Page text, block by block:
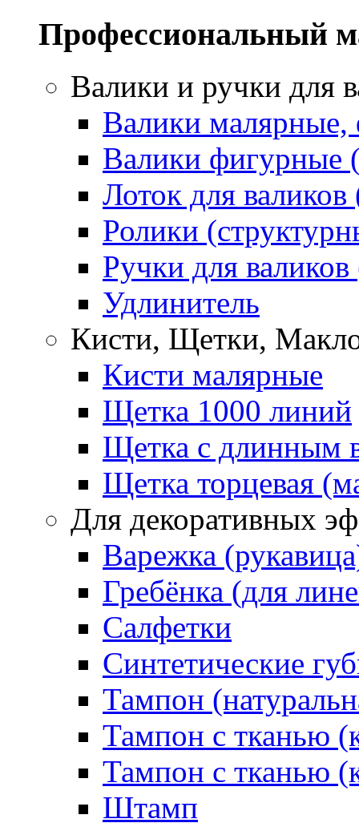
Профессиональный
Валики и ручки для
Валики малярные,
Валики фигурные
Лоток для
Ролики
Ручки для
Удлинитель
Кисти, Щетки,
Кисти малярные
Щетка 1000 линий
Щетка с длинным
Щетка торцевая
Для декоративных
Варежка
Гребёнка (для
Салфетки
Синтетические
Тампон
Тампон с тканью
Тампон с тканью
Штамп